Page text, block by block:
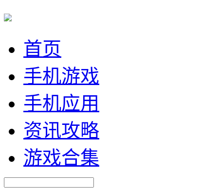
首页
手机游戏
手机应用
资讯攻略
游戏合集